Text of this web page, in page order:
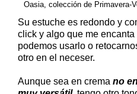
Oasia, colección de Primavera-
Su estuche es redondo y
click y algo que me
podemos usarlo o
otro en el neceser.
Aunque sea en crema no